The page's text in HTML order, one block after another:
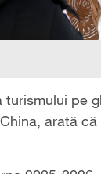
pe
arată